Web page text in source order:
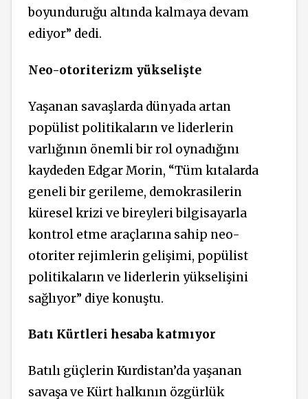
boyunduruğu altında kalmaya devam
ediyor” dedi.
Neo-otoriterizm yükselişte
Yaşanan savaşlarda dünyada artan
popülist politikaların ve liderlerin
varlığının önemli bir rol oynadığını
kaydeden Edgar Morin, “Tüm kıtalarda
geneli bir gerileme, demokrasilerin
küresel krizi ve bireyleri bilgisayarla
kontrol etme araçlarına sahip neo-
otoriter rejimlerin gelişimi, popülist
politikaların ve liderlerin yükselişini
sağlıyor” diye konuştu.
Batı Kürtleri hesaba katmıyor
Batılı güçlerin Kurdistan’da yaşanan
savaşa ve Kürt halkının özgürlük